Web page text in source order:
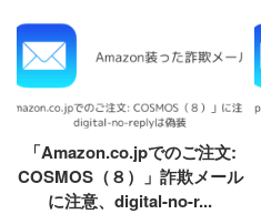
「Amazon.co.jpでのご注文:
COSMOS（８）」詐欺メール
に注意、digital-no-r...